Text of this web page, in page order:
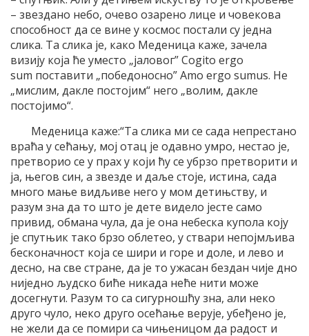
– звездано небо, очево озарено лице и човекова
способност да се вине у космос постали су једна
слика. Та слика је, како Меденица каже, зачела
визију која ће уместо „јаловог” Cogito ergo
sum поставити „победоносно” Amo ergo sumus. Не
„мислим, дакле постојим“ него „волим, дакле
постојимо“.
Меденица каже:“Та слика ми се сада непрестано
враћа у сећању, мој отац је одавно умро, нестао је,
претворио се у прах у који ћу се убрзо претворити и
ја, његов син, а звезде и даље стоје, истина, сада
много мање видљиве него у мом детињству, и
разум зна да то што је дете видело јесте само
привид, обмана чула, да је она небеска купола коју
је спутњик тако брзо облетео, у ствари непојмљива
бесконачност која се шири и горе и доле, и лево и
десно, на све стране, да је то ужасан бездан чије дно
ниједно људско биће никада неће нити може
досегнути. Разум то са сигурношћу зна, али неко
друго чуло, неко друго осећање верује, убеђено је,
не жели да се помири са чињеницом да радост и